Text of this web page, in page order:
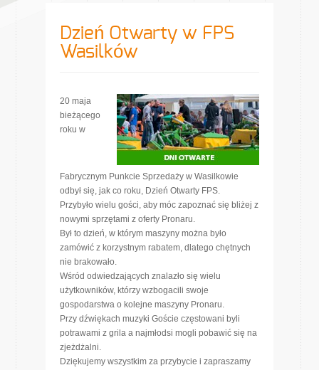
Dzień Otwarty w FPS
Wasilków
20 maja
bieżącego
roku w
Fabrycznym Punkcie Sprzedaży w Wasilkowie
odbył się, jak co roku, Dzień Otwarty FPS.
Przybyło wielu gości, aby móc zapoznać się bliżej z
nowymi sprzętami z oferty Pronaru.
Był to dzień, w którym maszyny można było
zamówić z korzystnym rabatem, dlatego chętnych
nie brakowało.
Wśród odwiedzających znalazło się wielu
użytkowników, którzy wzbogacili swoje
gospodarstwa o kolejne maszyny Pronaru.
Przy dźwiękach muzyki Goście częstowani byli
potrawami z grila a najmłodsi mogli pobawić się na
zjeżdżalni.
Dziękujemy wszystkim za przybycie i zapraszamy